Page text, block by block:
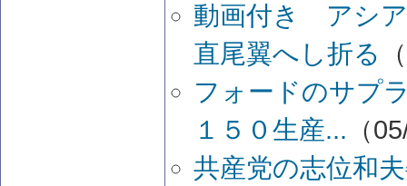
動画付き アシ
直尾翼へし折る
フォードのサプ
１５０生産... （
共産党の志位和